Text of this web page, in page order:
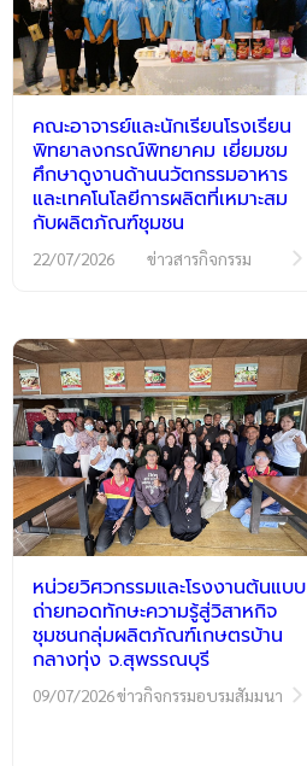
คณะอาจารย์และนักเรียนโรงเรียน
พิทยาลงกรณ์พิทยาคม เยี่ยมชม
ศึกษาดูงานด้านนวัตกรรมอาหาร
และเทคโนโลยีการผลิตที่เหมาะสม
กับผลิตภัณฑ์ชุมชน
22/07/2026 ข่าวสารกิจกรรม
หน่วยวิศวกรรมและโรงงานต้นแบบ
ถ่ายทอดทักษะความรู้สู่วิสาหกิจ
ชุมชนกลุ่มผลิตภัณฑ์เกษตรบ้าน
กลางทุ่ง จ.สุพรรณบุรี
09/07/2026ข่าวกิจกรรมอบรมสัมมนา